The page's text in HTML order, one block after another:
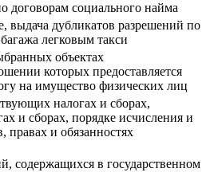
договорам социального найма
выдача дубликатов разрешений по
легковым такси
объектах
которых предоставляется
на имущество физических лиц
налогах и сборах,
и сборах, порядке исчисления и
правах и обязанностях
содержащихся в государственном